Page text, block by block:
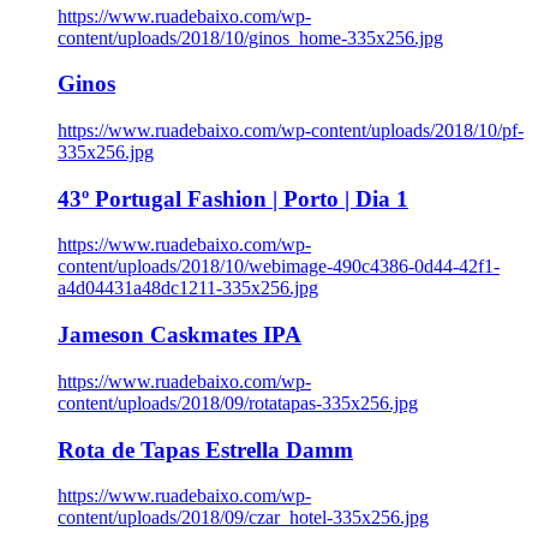
https://www.ruadebaixo.com/wp-
content/uploads/2018/10/ginos_home-335x256.jpg
Ginos
https://www.ruadebaixo.com/wp-content/uploads/2018/10/pf-
335x256.jpg
43º Portugal Fashion | Porto | Dia 1
https://www.ruadebaixo.com/wp-
content/uploads/2018/10/webimage-490c4386-0d44-42f1-
a4d04431a48dc1211-335x256.jpg
Jameson Caskmates IPA
https://www.ruadebaixo.com/wp-
content/uploads/2018/09/rotatapas-335x256.jpg
Rota de Tapas Estrella Damm
https://www.ruadebaixo.com/wp-
content/uploads/2018/09/czar_hotel-335x256.jpg